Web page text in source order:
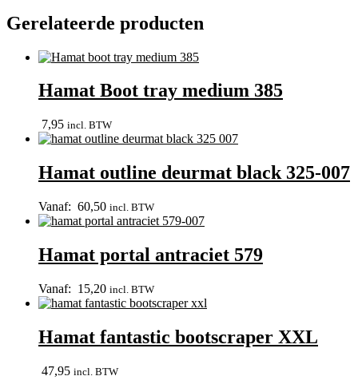
Gerelateerde producten
Hamat Boot tray medium 385
7,95 incl. BTW
Hamat outline deurmat black 325-007
Vanaf: 60,50 incl. BTW
Hamat portal antraciet 579
Vanaf: 15,20 incl. BTW
Hamat fantastic bootscraper XXL
47,95 incl. BTW